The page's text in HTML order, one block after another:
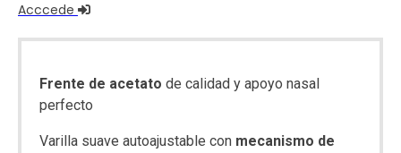
Acccede
Frente de acetato de calidad y apoyo nasal
perfecto
Varilla suave autoajustable con mecanismo de